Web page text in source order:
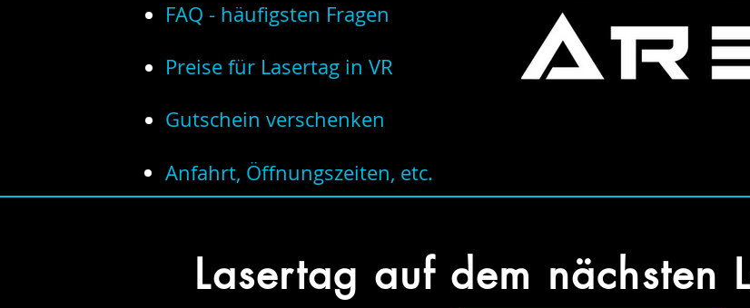
FAQ - häufigsten Fragen
Preise für Lasertag in VR
Gutschein verschenken
Anfahrt, Öffnungszeiten, etc.
Lasertag auf dem nächsten